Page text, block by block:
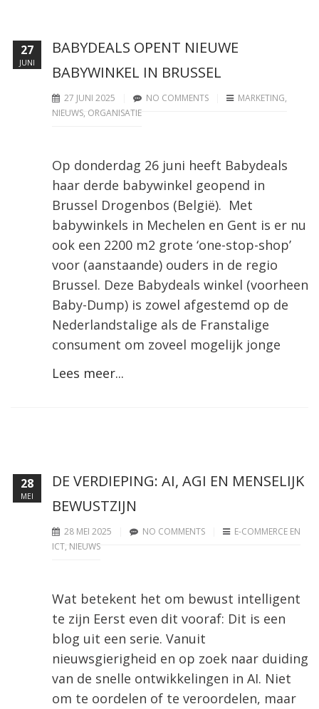
BABYDEALS OPENT NIEUWE
BABYWINKEL IN BRUSSEL
27 JUNI 2025 NO COMMENTS MARKETING,
NIEUWS, ORGANISATIE
Op donderdag 26 juni heeft Babydeals
haar derde babywinkel geopend in
Brussel Drogenbos (België). Met
babywinkels in Mechelen en Gent is er nu
ook een 2200 m2 grote ‘one-stop-shop’
voor (aanstaande) ouders in de regio
Brussel. Deze Babydeals winkel (voorheen
Baby-Dump) is zowel afgestemd op de
Nederlandstalige als de Franstalige
consument om zoveel mogelijk jonge
Lees meer...
27
JUNI
DE VERDIEPING: AI, AGI EN MENSELIJK
BEWUSTZIJN
28 MEI 2025 NO COMMENTS
E-COMMERCE EN
ICT, NIEUWS
Wat betekent het om bewust intelligent
te zijn Eerst even dit vooraf: Dit is een
blog uit een serie. Vanuit
nieuwsgierigheid en op zoek naar duiding
van de snelle ontwikkelingen in AI. Niet
om te oordelen of te veroordelen, maar
28
MEI